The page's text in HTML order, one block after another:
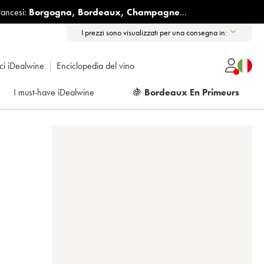
Borgogna, Bordeaux, Champagne...
I prezzi sono visualizzati per una consegna in:
iDealwine Enciclopedia del vino
I must-have iDealwine 🍇 Bordeaux En Primeurs